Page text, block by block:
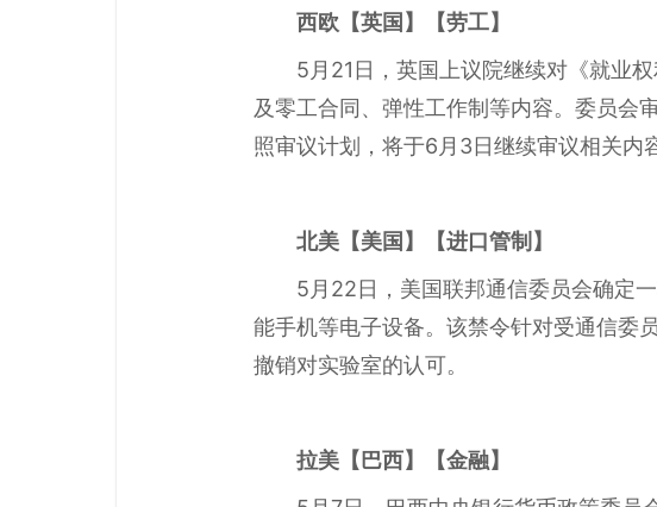
西欧 【英国】【劳工】
5月21日，英国上议院继续对《就业
及零工合同、弹性工作制等内容。委员会
照审议计划，将于6月3日继续审议相关内
北美 【美国】【进口管制】
5月22日，美国联邦通信委员会确定
能手机等电子设备。该禁令针对受通信委
撤销对实验室的认可。
拉美 【巴西】【金融】